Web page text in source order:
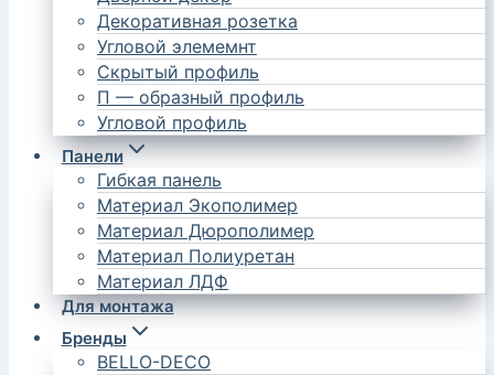
Декоративная розетка
Угловой элемемнт
Скрытый профиль
П — образный профиль
Угловой профиль
Панели
Гибкая панель
Материал Экополимер
Материал Дюрополимер
Материал Полиуретан
Материал ЛДФ
Для монтажа
Бренды
BELLO-DECO